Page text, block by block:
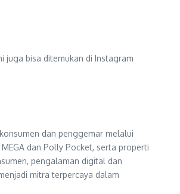
juga bisa ditemukan di Instagram
dan penggemar melalui
dan Polly Pocket, serta properti
pengalaman digital dan
mitra terpercaya dalam